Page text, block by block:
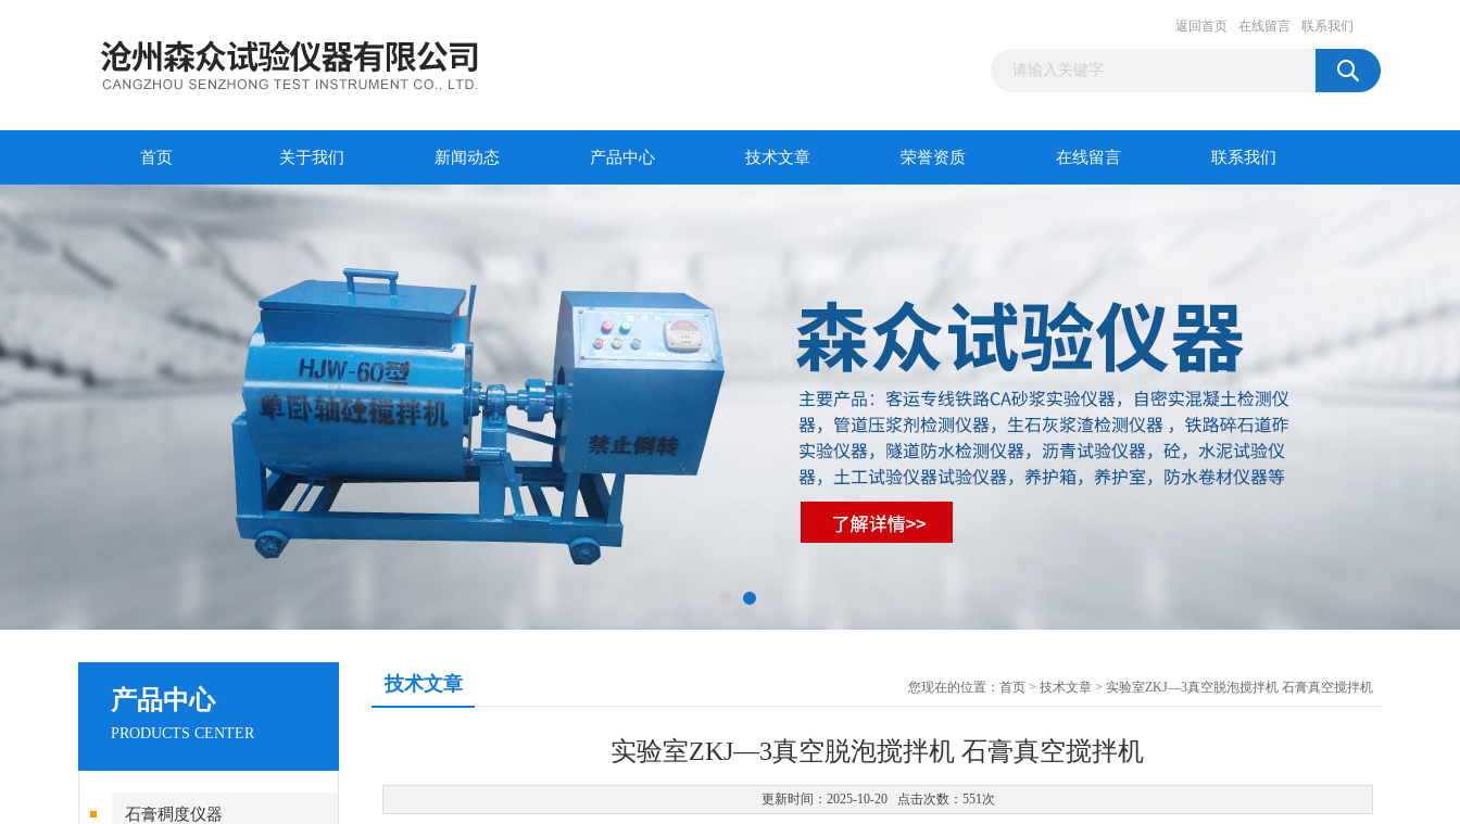
返回首页 在线留言 联系我们
首页 关于我们 新闻动态 产品中心 技术文章 荣誉资质 在线留言 联系我们
产品中心
PRODUCTS CENTER
石膏稠度仪器
技术文章 您现在的位置： 首页 > 技术文章 > 实验室ZKJ—3真空脱泡搅拌机 石膏真空搅拌机
实验室ZKJ—3真空脱泡搅拌机 石膏真空搅拌机
更新时间：2025-10-20 点击次数：551次